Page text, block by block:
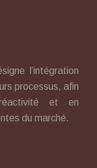
l’intégration
processus, afin
et en
du marché.